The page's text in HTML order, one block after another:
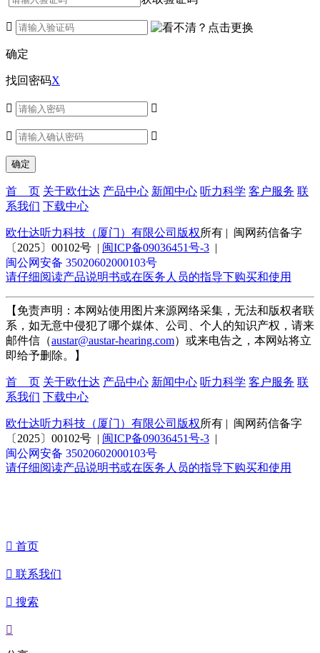

确定
找回密码X
 
 
首 页 关于欧仕达 产品中心 新闻中心 听力科学 客户服务 联
系我们 下载中心
欧仕达听力科技（厦门）有限公司版权所有 | 闽网药信备字
〔2025〕00102号 | 闽ICP备09036451号-3 |
闽公网安备 35020602000103号
请仔细阅读产品说明书或在医务人员的指导下购买和使用
【免责声明：本网站使用图片来源网络采集，无法和版权者联
系，如无意中侵犯了哪个媒体、公司、个人的知识产权，请来
邮件信（austar@austar-hearing.com）或来电告之，本网站将立
即给予删除。】
首 页 关于欧仕达 产品中心 新闻中心 听力科学 客户服务 联
系我们 下载中心
欧仕达听力科技（厦门）有限公司版权所有 | 闽网药信备字
〔2025〕00102号 | 闽ICP备09036451号-3 |
闽公网安备 35020602000103号
请仔细阅读产品说明书或在医务人员的指导下购买和使用
 首页
 联系我们
 搜索
